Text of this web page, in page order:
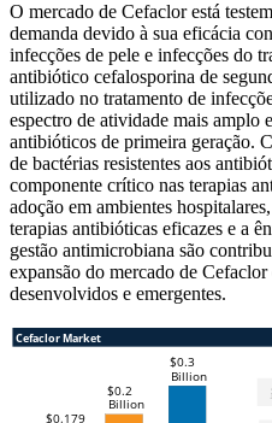
O mercado de Cefaclor está
demanda devido à sua eficácia
infecções de pele e infecções do
antibiótico cefalosporina de
utilizado no tratamento de
espectro de atividade mais amplo
antibióticos de primeira geração.
de bactérias resistentes aos
componente crítico nas terapias
adoção em ambientes
terapias antibióticas eficazes e a
gestão antimicrobiana são
expansão do mercado de Cefaclor
desenvolvidos e emergentes.